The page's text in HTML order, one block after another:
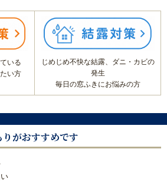
別リフォーム実績紹介
ォーム
いる
い方
じめじめ不快な結露、ダニ・カビの
発生
毎日の窓ふきにお悩みの方
がおすすめです